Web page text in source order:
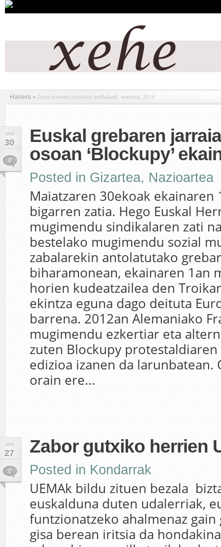
Hasiera » Data honetan egindako artikuluak: maiatza, 2013
MAI
30
0
Euskal grebaren
osoan ‘Blockupy’
Posted in Gizartea, Nazioartea
Maiatzaren 30ekoak ekainaren
bigarren zatia. Hego Euskal
mugimendu sindikalaren zati
bestelako mugimendu sozial
zabalarekin antolatutako
biharamonean, ekainaren 1an
horien kudeatzailea den
ekintza eguna dago deituta
barrena. 2012an Alemaniako
mugimendu ezkertiar eta
zuten Blockupy
edizioa izanen da larunbatean.
orain ere...
MAI
27
0
Zabor gutxiko herrien
Posted in Kondarrak
UEMAk bildu zituen bezala
euskalduna duten udalerriak,
funtzionatzeko ahalmenaz gain
gisa berean iritsia da